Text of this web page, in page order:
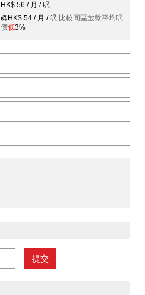
HK$ 56 / 月 / 呎
@HK$ 54 / 月 / 呎 比較同區放盤平均呎
價低3%
提交